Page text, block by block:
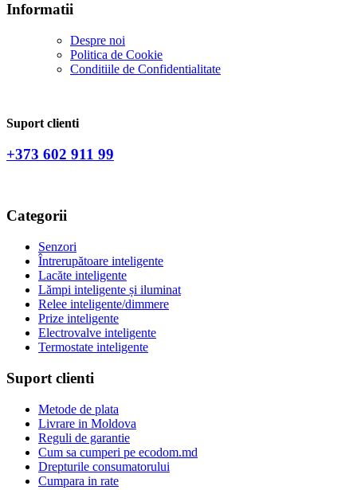
Informatii
Despre noi
Politica de Сookie
Conditiile de Confidentialitate
Suport clienti
+373 602 911 99
Categorii
Senzori
Întrerupătoare inteligente
Lacăte inteligente
Lămpi inteligente și iluminat
Relee inteligente/dimmere
Prize inteligente
Electrovalve inteligente
Termostate inteligente
Suport clienti
Metode de plata
Livrare in Moldova
Reguli de garantie
Cum sa cumperi pe ecodom.md
Drepturile consumatorului
Cumpara in rate